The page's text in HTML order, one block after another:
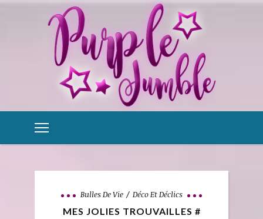
Bulles De Vie Déco Et Déclics
MES JOLIES TROUVAILLES #